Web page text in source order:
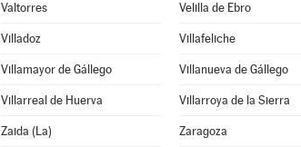
Valtorres Velilla de Ebro
Villadoz Villafeliche
Villamayor de Gállego Villanueva de Gállego
Villarreal de Huerva Villarroya de la Sierra
Zaida (La) Zaragoza